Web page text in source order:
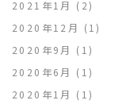
2021年1月
(2)
2020年12月
(1)
2020年9月
(1)
2020年6月
(1)
2020年1月
(1)